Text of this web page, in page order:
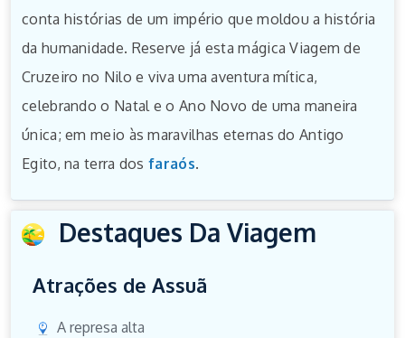
conta histórias de um império que moldou a história
da humanidade. Reserve já esta mágica Viagem de
Cruzeiro no Nilo e viva uma aventura mítica,
celebrando o Natal e o Ano Novo de uma maneira
única; em meio às maravilhas eternas do Antigo
Egito, na terra dosfaraós.
Destaques Da Viagem
Atrações de Assuã
A represa alta